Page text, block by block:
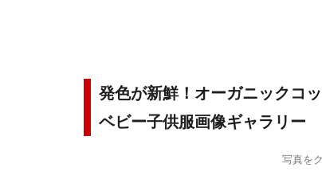
発色が新鮮！オーガニックコ
ベビー子供服画像ギャラリー
写真を